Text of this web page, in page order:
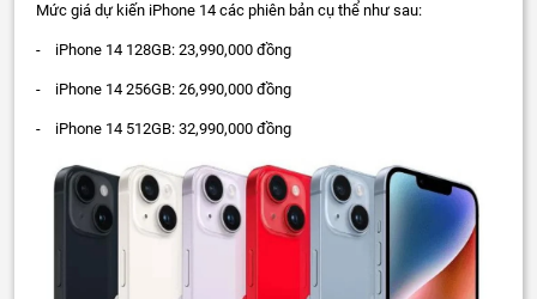
Mức giá dự kiến iPhone 14 các phiên bản cụ thể như sau:
- iPhone 14 128GB: 23,990,000 đồng
- iPhone 14 256GB: 26,990,000 đồng
- iPhone 14 512GB: 32,990,000 đồng